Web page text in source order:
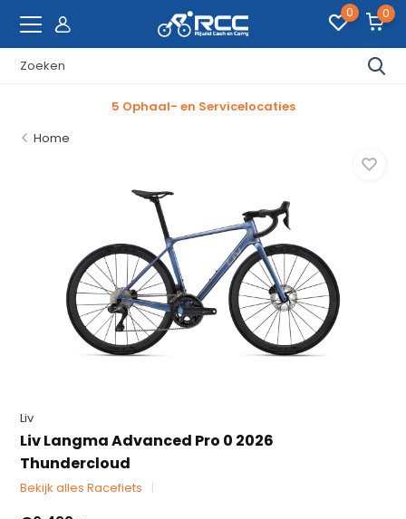
0 0
5 Ophaal- en Servicelocaties
Home
Liv
Liv Langma Advanced Pro 0 2026
Thundercloud
Bekijk alles Racefiets